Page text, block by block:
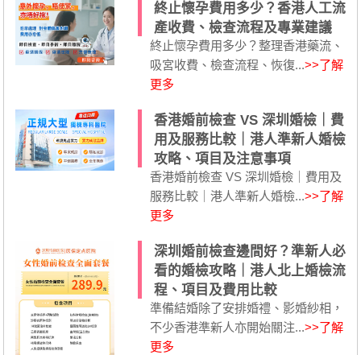
終止懷孕費用多少？香港人工流
產收費、檢查流程及專業建議
終止懷孕費用多少？整理香港藥流、
吸宮收費、檢查流程、恢復...>>了解
更多
香港婚前檢查 VS 深圳婚檢｜費
用及服務比較｜港人準新人婚檢
攻略、項目及注意事項
香港婚前檢查 VS 深圳婚檢｜費用及
服務比較｜港人準新人婚檢...>>了解
更多
深圳婚前檢查邊間好？準新人必
看的婚檢攻略｜港人北上婚檢流
程、項目及費用比較
準備結婚除了安排婚禮、影婚紗相，
不少香港準新人亦開始關注...>>了解
更多